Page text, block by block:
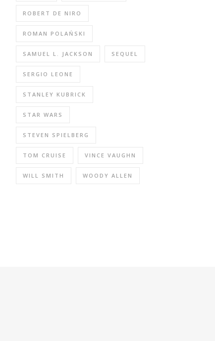
ROBERT DE NIRO
ROMAN POLAŃSKI
SAMUEL L. JACKSON SEQUEL
SERGIO LEONE
STANLEY KUBRICK
STAR WARS
STEVEN SPIELBERG
TOM CRUISE VINCE VAUGHN
WILL SMITH WOODY ALLEN